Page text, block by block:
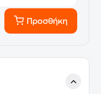
Προσθήκη